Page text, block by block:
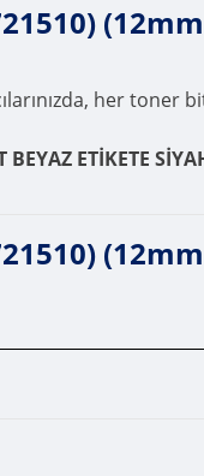
her toner
ETİKETE